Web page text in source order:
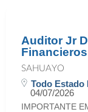
Auditor Jr
Financieros
SAHUAYO
Todo Estado
04/07/2026
IMPORTANTE